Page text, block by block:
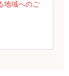
地域へのご